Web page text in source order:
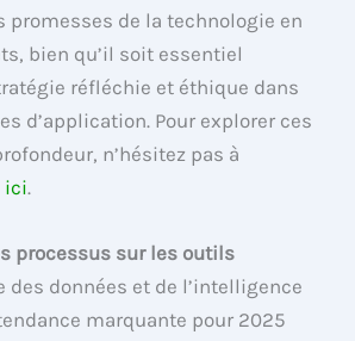
promesses de la technologie en
bien qu’il soit essentiel
réfléchie et éthique dans
d’application. Pour explorer ces
n’hésitez pas à
ici.
processus sur les outils
des données et de l’intelligence
marquante pour 2025